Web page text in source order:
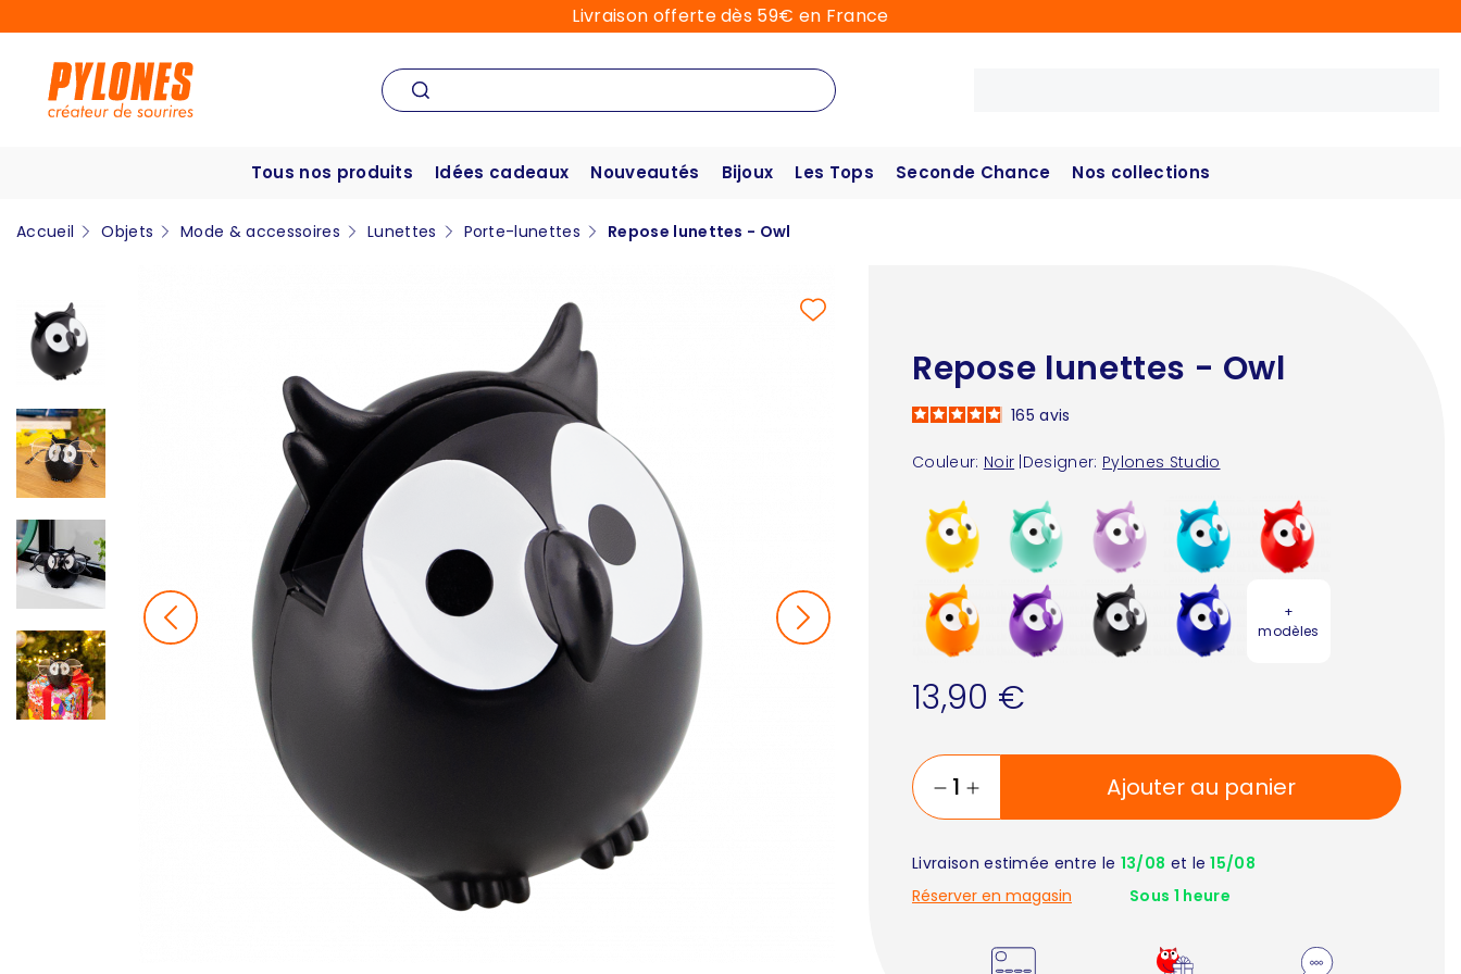
Livraison offerte dès 59€ en France
Tous nos produits Idées cadeaux Nouveautés Bijoux Les Tops Seconde Chance Nos collections
Accueil Objets Mode & accessoires Lunettes Porte-lunettes Repose lunettes - Owl
Repose lunettes - Owl
Couleur: Noir Designer: Pylones Studio
165avis
+
modèles
13,90 €
Ajouter au panier
Livraison estimée entre le 13/08 et le15/08
Réserver en magasin
Sous 1 heure